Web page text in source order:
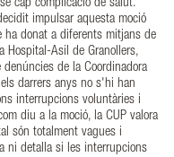
cap complicació de salut.
impulsar aquesta moció
ha donat a diferents mitjans de
Hospital-Asil de Granollers,
de la Coordinadora
darrers anys no s'hi han
interrupcions voluntàries i
diu a la moció, la CUP valora
són totalment vagues i
ni detalla si les interrupcions